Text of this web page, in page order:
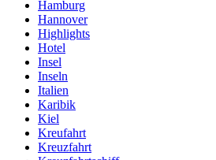
Hamburg
Hannover
Highlights
Hotel
Insel
Inseln
Italien
Karibik
Kiel
Kreufahrt
Kreuzfahrt